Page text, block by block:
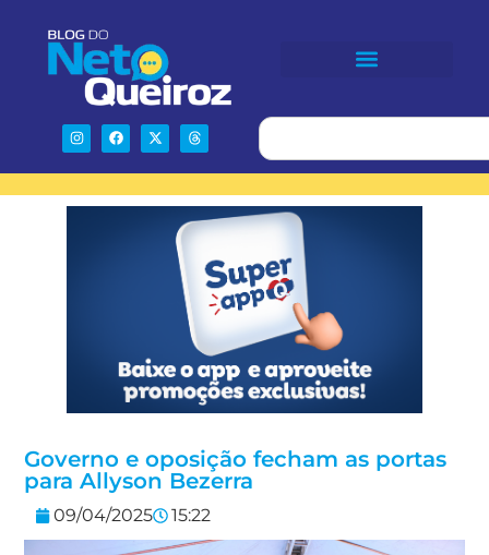
Governo e oposição fecham as portas
para Allyson Bezerra
09/04/2025 15:22